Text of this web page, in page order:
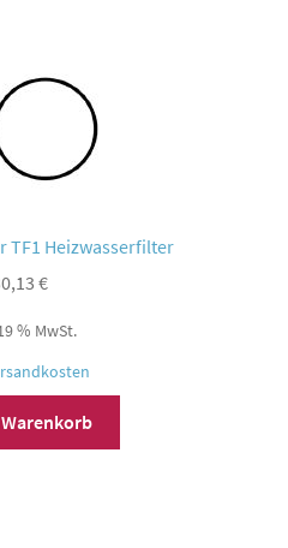
TF1 Heizwasserfilter
€
% MwSt.